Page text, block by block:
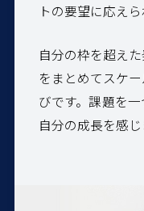
トの要望に応え
自分の枠を超え
をまとめてスケ
びです。課題を
自分の成長を感じ